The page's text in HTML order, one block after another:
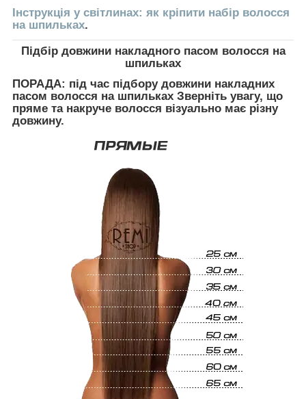
Інструкція у світлинах: як кріпити набір волосся
на шпильках.
Підбір довжини накладного пасом волосся на
шпильках
ПОРАДА: під час підбору довжини накладних
пасом волосся на шпильках Зверніть увагу, що
пряме та накруче волосся візуально має різну
довжину.